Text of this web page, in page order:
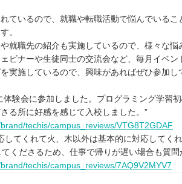
グスクールに通える制度
ールで挫折しないために
のおすすめプログラミングスクール3選
ナ ロボット教室
自考力キッズ
グラミングスクール
ルを選ぼう
アでプログラミングスクールを探したい⭐️
北
ているので、就職や転職活動で悩んでいる
。
就職先の紹介も実施しているので、様々な
ビナーや生徒同士の交流会など、毎月イベ
実施しているので、興味があればぜひ参加し
体験会に参加しました。プログラミング学習
る所に好感を感じて入校しました。”
techis/campus_reviews/VTG8T2GDAF
してくれて火、木以外は基本的に対応してくれ
くださるため、仕事で帰りが遅い場合も質
techis/campus_reviews/7AQ9V2MYV7